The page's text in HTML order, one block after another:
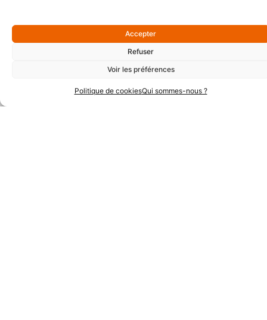
Accepter
Refuser
Voir les préférences
Politique de cookiesQui sommes-nous ?
Partenaires Argent